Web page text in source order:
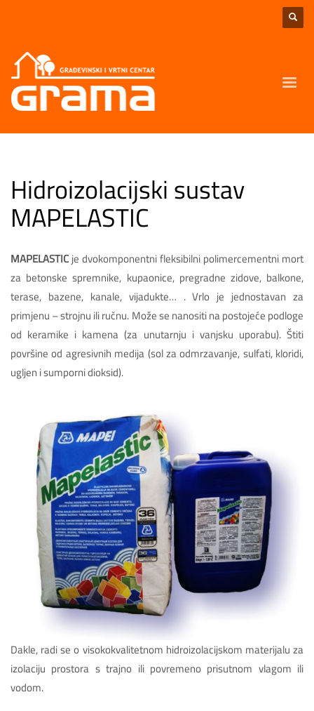
Hidroizolacijski sustav
MAPELASTIC
MAPELASTIC je dvokomponentni fleksibilni polimercementni mort
za betonske spremnike, kupaonice, pregradne zidove, balkone,
terase, bazene, kanale, vijadukte… . Vrlo je jednostavan za
primjenu – strojnu ili ručnu. Može se nanositi na postojeće podloge
od keramike i kamena (za unutarnju i vanjsku uporabu). Štiti
površine od agresivnih medija (sol za odmrzavanje, sulfati, kloridi,
ugljen i sumporni dioksid).
Dakle, radi se o visokokvalitetnom hidroizolacijskom materijalu za
izolaciju prostora s trajno ili povremeno prisutnom vlagom ili
vodom.